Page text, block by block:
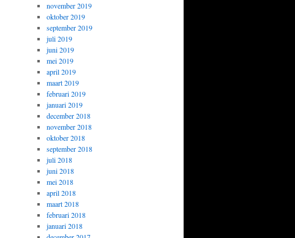
november 2019
oktober 2019
september 2019
juli 2019
juni 2019
mei 2019
april 2019
maart 2019
februari 2019
januari 2019
december 2018
november 2018
oktober 2018
september 2018
juli 2018
juni 2018
mei 2018
april 2018
maart 2018
februari 2018
januari 2018